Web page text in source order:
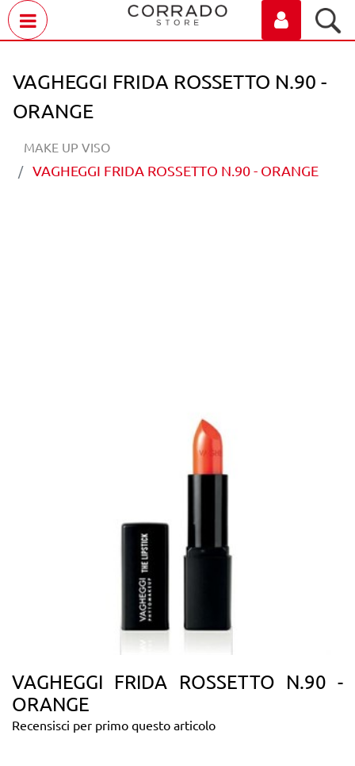
VAGHEGGI FRIDA ROSSETTO N.90 -
ORANGE
MAKE UP VISO
VAGHEGGI FRIDA ROSSETTO N.90 - ORANGE
VAGHEGGI FRIDA ROSSETTO N.90 -
ORANGE
Recensisci per primo questo articolo